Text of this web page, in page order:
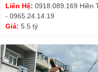
Liên Hệ: 0918.089.169 Hiền
- 0965.24.14.19
Giá: 5.5 tỷ